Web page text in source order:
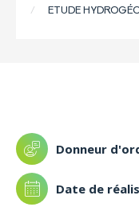
ETUDE